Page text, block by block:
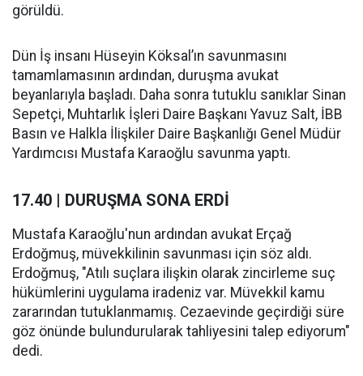
görüldü.
Dün İş insanı Hüseyin Köksal’ın savunmasını
tamamlamasının ardından, duruşma avukat
beyanlarıyla başladı. Daha sonra tutuklu sanıklar Sinan
Sepetçi, Muhtarlık İşleri Daire Başkanı Yavuz Salt, İBB
Basın ve Halkla İlişkiler Daire Başkanlığı Genel Müdür
Yardımcısı Mustafa Karaoğlu savunma yaptı.
17.40 | DURUŞMA SONA ERDİ
Mustafa Karaoğlu'nun ardından avukat Erçağ
Erdoğmuş, müvekkilinin savunması için söz aldı.
Erdoğmuş, "Atılı suçlara ilişkin olarak zincirleme suç
hükümlerini uygulama iradeniz var. Müvekkil kamu
zararından tutuklanmamış. Cezaevinde geçirdiği süre
göz önünde bulundurularak tahliyesini talep ediyorum"
dedi.